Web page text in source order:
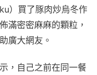
）買了豚肉炒烏冬作
滿密密麻麻的顆粒，
廣大網友。
，自己之前在同一餐